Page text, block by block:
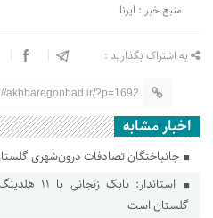
منبع خبر : ایرنا
به اشتراک بگذارید :
akhbaregonbad.ir/?p=1692
اخبار مشابه
جانباختگان تصادفات درون‌شهری گلستان ۱۷ درصد کاهش
استاندار:
گلستان است